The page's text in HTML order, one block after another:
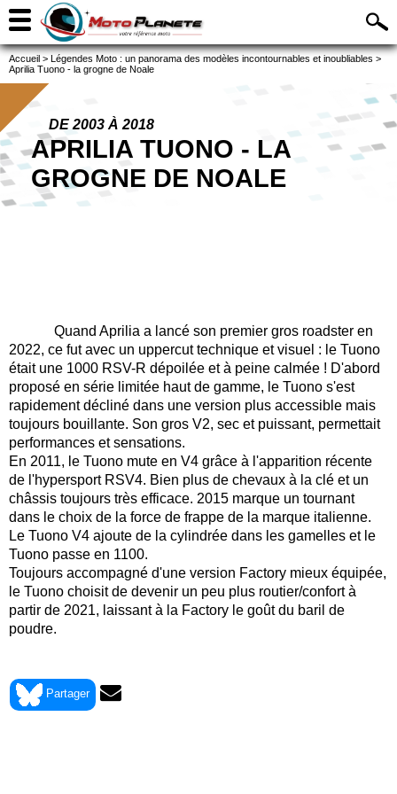
Accueil > Légendes Moto : un panorama des modèles incontournables et inoubliables >
Aprilia Tuono - la grogne de Noale
DE 2003 À 2018
APRILIA TUONO - LA
GROGNE DE NOALE
Quand Aprilia a lancé son premier gros roadster en
2022, ce fut avec un uppercut technique et visuel : le Tuono
était une 1000 RSV-R dépoilée et à peine calmée ! D'abord
proposé en série limitée haut de gamme, le Tuono s'est
rapidement décliné dans une version plus accessible mais
toujours bouillante. Son gros V2, sec et puissant, permettait
performances et sensations.
En 2011, le Tuono mute en V4 grâce à l'apparition récente
de l'hypersport RSV4. Bien plus de chevaux à la clé et un
châssis toujours très efficace. 2015 marque un tournant
dans le choix de la force de frappe de la marque italienne.
Le Tuono V4 ajoute de la cylindrée dans les gamelles et le
Tuono passe en 1100.
Toujours accompagné d'une version Factory mieux équipée,
le Tuono choisit de devenir un peu plus routier/confort à
partir de 2021, laissant à la Factory le goût du baril de
poudre.
> Voir la fiche technique de la Aprilia 1000 TUONO FIGHTER
Partager